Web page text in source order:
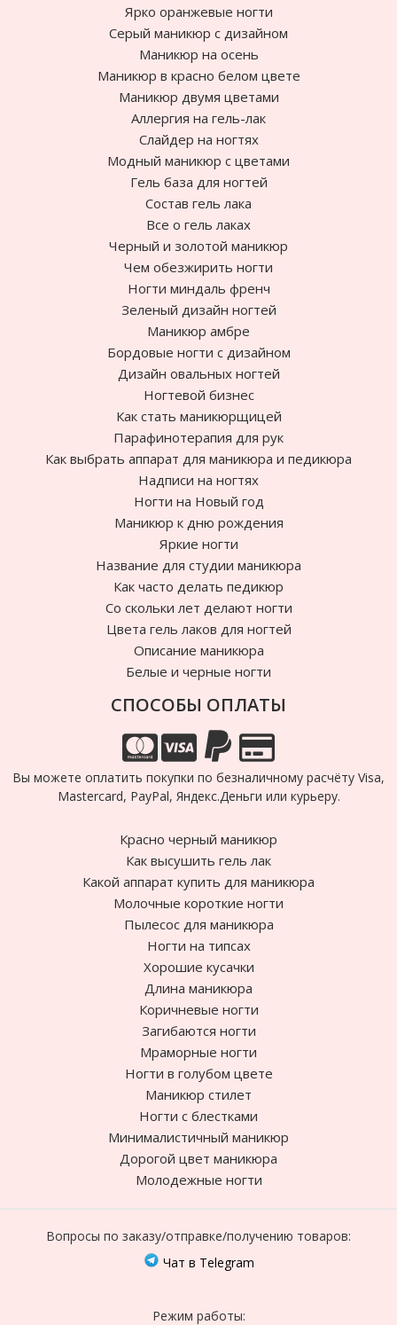
Ярко оранжевые ногти
Cерый маникюр с дизайном
Маникюр на осень
Маникюр в красно белом цвете
Маникюр двумя цветами
Аллергия на гель-лак
Слайдер на ногтях
Модный маникюр с цветами
Гель база для ногтей
Состав гель лака
Все о гель лаках
Черный и золотой маникюр
Чем обезжирить ногти
Ногти миндаль френч
Зеленый дизайн ногтей
Маникюр амбре
Бордовые ногти с дизайном
Дизайн овальных ногтей
Ногтевой бизнес
Как стать маникюрщицей
Парафинотерапия для рук
Как выбрать аппарат для маникюра и педикюра
Надписи на ногтях
Ногти на Новый год
Маникюр к дню рождения
Яркие ногти
Название для студии маникюра
Как часто делать педикюр
Cо скольки лет делают ногти
Цвета гель лаков для ногтей
Описание маникюра
Белые и черные ногти
СПОСОБЫ ОПЛАТЫ
Вы можете оплатить покупки по безналичному расчёту Visa,
Mastercard, PayPal, Яндекс.Деньги или курьеру.
Красно черный маникюр
Как высушить гель лак
Какой аппарат купить для маникюра
Молочные короткие ногти
Пылесос для маникюра
Ногти на типсах
Хорошие кусачки
Длина маникюра
Коричневые ногти
Загибаются ногти
Мраморные ногти
Ногти в голубом цвете
Маникюр стилет
Ногти с блестками
Минималистичный маникюр
Дорогой цвет маникюра
Молодежные ногти
Вопросы по заказу/отправке/получению товаров:
Чат в Telegram
Режим работы: